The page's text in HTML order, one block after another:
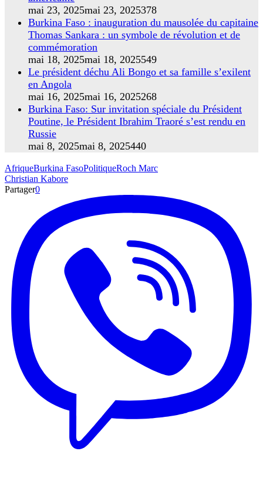
mai 23, 2025mai 23, 2025378
Burkina Faso : inauguration du mausolée du capitaine
Thomas Sankara : un symbole de révolution et de
commémoration
mai 18, 2025mai 18, 2025549
Le président déchu Ali Bongo et sa famille s’exilent
en Angola
mai 16, 2025mai 16, 2025268
Burkina Faso: Sur invitation spéciale du Président
Poutine, le Président Ibrahim Traoré s’est rendu en
Russie
mai 8, 2025mai 8, 2025440
AfriqueBurkina FasoPolitiqueRoch Marc
Christian Kabore
Partager0